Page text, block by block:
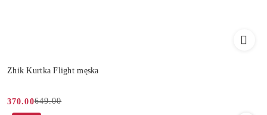
Zhik Kurtka Flight męska
Cena
370.00
Cena
649.00